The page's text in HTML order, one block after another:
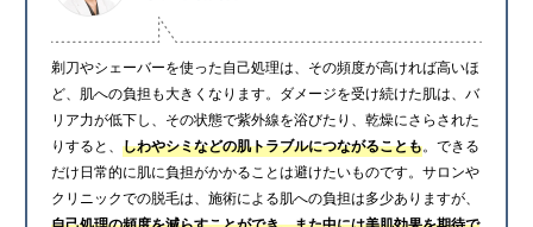
剃刀やシェーバーを使った自己処理は、その頻度が高ければ高いほ
ど、肌への負担も大きくなります。ダメージを受け続けた肌は、バ
リア力が低下し、その状態で紫外線を浴びたり、乾燥にさらされた
りすると、 しわやシミなどの肌トラブルにつながることも。できる
だけ日常的に肌に負担がかかることは避けたいものです。サロンや
クリニックでの脱毛は、施術による肌への負担は多少ありますが、